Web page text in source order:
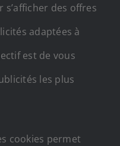
s’afficher des offres
adaptées à
est de vous
les plus
cookies permet